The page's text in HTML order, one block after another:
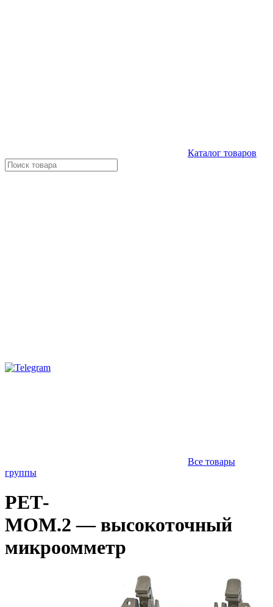
Каталог товаров
Все товары
группы
РЕТ-
МОМ.2 — высокоточный
микроомметр